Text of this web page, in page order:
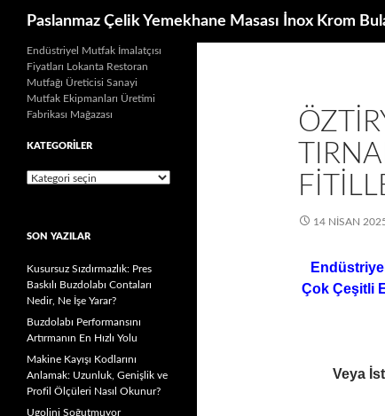
İçeriğe
Paslanmaz Çelik Yemekhane Masası İnox Krom
14 NISAN
Çok Çeşitli
Veya
Endüstriyel Mutfak İmalatçısı
Fiyatları Lokanta Restoran
Mutfağı Üreticisi Sanayi
Mutfak Ekipmanları Üretimi
Fabrikası Mağazası
KATEGORILER
Kategoriler
SON YAZILAR
Kusursuz Sızdırmazlık: Pres
Baskılı Buzdolabı Contaları
Nedir, Ne İşe Yarar?
Buzdolabı Performansını
Artırmanın En Hızlı Yolu
Makine Kayışı Kodlarını
Anlamak: Uzunluk, Genişlik ve
Profil Ölçüleri Nasıl Okunur?
Ugolini Soğutmuyor